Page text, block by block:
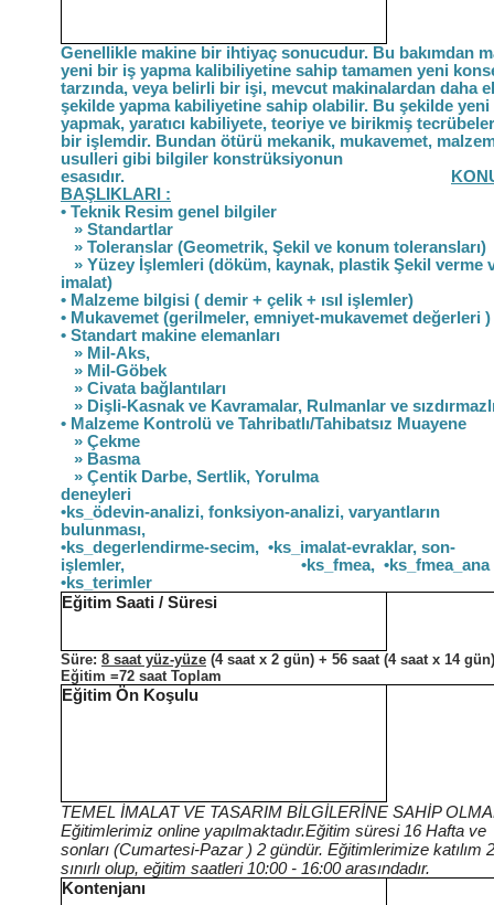
Genellikle makine bir ihtiyaç sonucudur. Bu bakımdan
yeni bir iş yapma kalibiliyetine sahip tamamen yeni
tarzında, veya belirli bir işi, mevcut makinalardan daha
şekilde yapma kabiliyetine sahip olabilir. Bu şekilde yeni
yapmak, yaratıcı kabiliyete, teoriye ve birikmiş
bir işlemdir. Bundan ötürü mekanik, mukavemet,
usulleri gibi bilgiler konstrüksiyonun
esasıdır.
BAŞLIKLARI :
• Teknik Resim genel bilgiler
» Standartlar
» Toleranslar (Geometrik, Şekil ve konum toleransları)
» Yüzey İşlemleri (döküm, kaynak, plastik Şekil verme
imalat)
• Malzeme bilgisi ( demir + çelik + ısıl işlemler)
• Mukavemet (gerilmeler, emniyet-mukavemet değerleri )
• Standart makine elemanları
» Mil-Aks,
» Mil-Göbek
» Civata bağlantıları
» Dişli-Kasnak ve Kavramalar, Rulmanlar ve
• Malzeme Kontrolü ve Tahribatlı/Tahibatsız Muayene
» Çekme
» Basma
» Çentik Darbe, Sertlik, Yorulma
•ks_ödevin-analizi, fonksiyon-analizi, varyantların
•ks_degerlendirme-secim, •ks_imalat-evraklar, son-
işlemler, •ks_fmea, •ks_fmea_ana
•ks_terimler
Eğitim Saati / Süresi
Süre: 8 saat yüz-yüze (4 saat x 2 gün) + 56 saat (4 saat x 14 gün)
Eğitim =72 saat Toplam
Eğitim Ön Koşulu
TEMEL İMALAT VE TASARIM BİLGİLERİNE SAHİP
Eğitimlerimiz online yapılmaktadır.Eğitim süresi 16 Hafta
sonları (Cumartesi-Pazar ) 2 gündür. Eğitimlerimize katılım
sınırlı olup, eğitim saatleri 10:00 - 16:00 arasındadır.
Kontenjanı